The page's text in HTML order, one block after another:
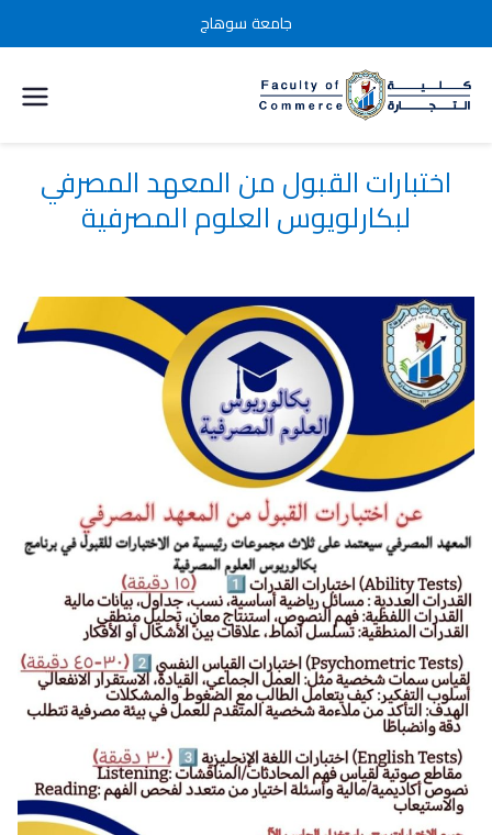
جامعة سوهاج
كلية التجارة
جامعة
سوهاج
اختبارات القبول من المعهد المصرفي
لبكارلويوس العلوم المصرفية